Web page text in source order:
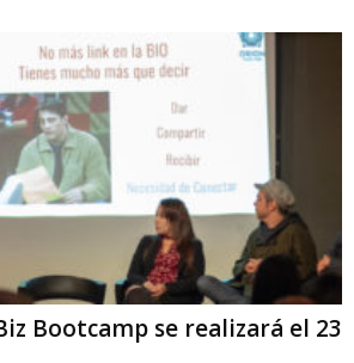
Bootcamp se realizará el 23